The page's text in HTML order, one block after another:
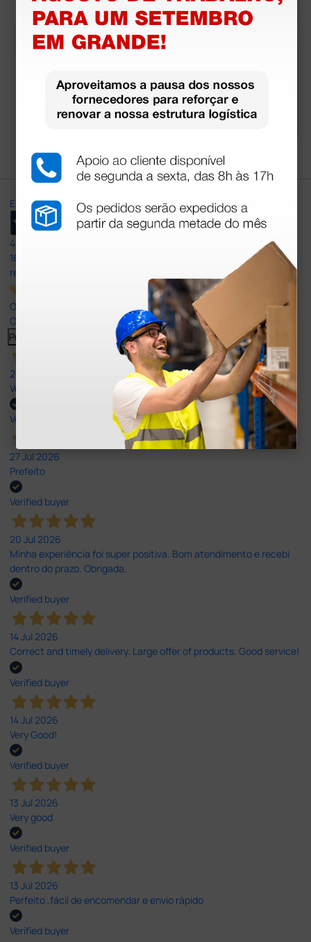
Sony UPP-84HG Pap
el ecográfico compa
86,00 €
(Preço sem IVA)
124,00 €
(Preço sem IVA)
Excellent
4,8
165
reviews
Our 4 and 5 star reviews.
Click here to read them all >
Previous
27 Jul 2026
Very good
Verified buyer
27 Jul 2026
Prefeito
Verified buyer
20 Jul 2026
Minha experiência foi super positiva. Bom atendimento e recebi
dentro do prazo. Obrigada.
Verified buyer
14 Jul 2026
Correct and timely delivery. Large offer of products. Good service!
Verified buyer
14 Jul 2026
Very Good!
Verified buyer
13 Jul 2026
Very good
Verified buyer
13 Jul 2026
Perfeito ,fácil de encomendar e envio rápido
Verified buyer